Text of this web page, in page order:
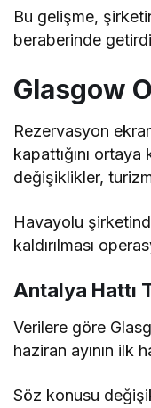
Bu gelişme,
beraberinde
Glasgow
Rezervasyon
kapattığını
değişiklikler,
Havayolu
kaldırılması
Antalya Hattı
Verilere göre
haziran ayının ilk
Söz konusu